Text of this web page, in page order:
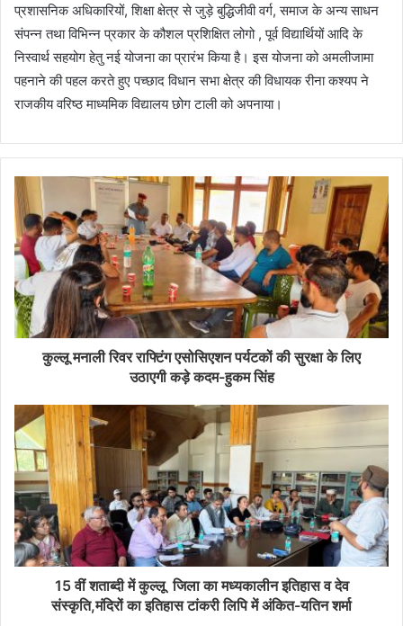
प्रशासनिक अधिकारियों, शिक्षा क्षेत्र से जुड़े बुद्धिजीवी वर्ग, समाज के अन्य साधन
संपन्न तथा विभिन्न प्रकार के कौशल प्रशिक्षित लोगो , पूर्व विद्यार्थियों आदि के
निस्वार्थ सहयोग हेतु नई योजना का प्रारंभ किया है। इस योजना को अमलीजामा
पहनाने की पहल करते हुए पच्छाद विधान सभा क्षेत्र की विधायक रीना कश्यप ने
राजकीय वरिष्ठ माध्यमिक विद्यालय छोग टाली को अपनाया।
कुल्लू मनाली रिवर राफ्टिंग एसोसिएशन पर्यटकों की सुरक्षा के लिए
उठाएगी कड़े कदम-हुकम सिंह
15 वीं शताब्दी में कुल्लू जिला का मध्यकालीन इतिहास व देव
संस्कृति,मंदिरों का इतिहास टांकरी लिपि में अंकित-यतिन शर्मा